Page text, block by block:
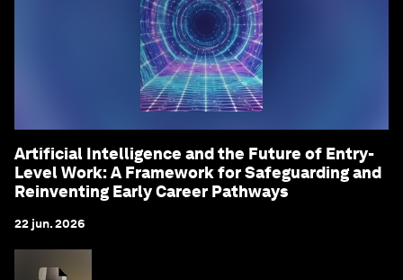
Artificial Intelligence and the Future of Entry-
Level Work: A Framework for Safeguarding and
Reinventing Early Career Pathways
22 jun. 2026